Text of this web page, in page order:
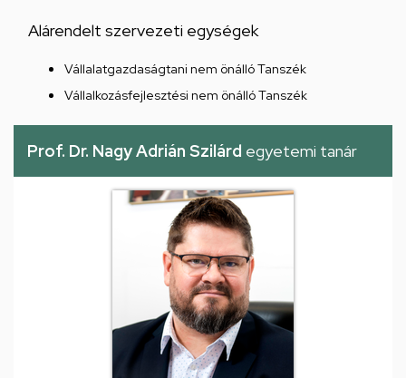
Alárendelt szervezeti egységek
Vállalatgazdaságtani nem önálló Tanszék
Vállalkozásfejlesztési nem önálló Tanszék
Prof. Dr. Nagy Adrián Szilárd egyetemi tanár